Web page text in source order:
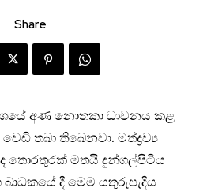
Share
අණ නොතකා ධාවනය කළ
තබා තිබෙනවා. මත්ද්‍රව්‍ය
තොරතුරක් මතයි දුන්ගල්පිටිය
දී මෙම යතුරුපැදිය